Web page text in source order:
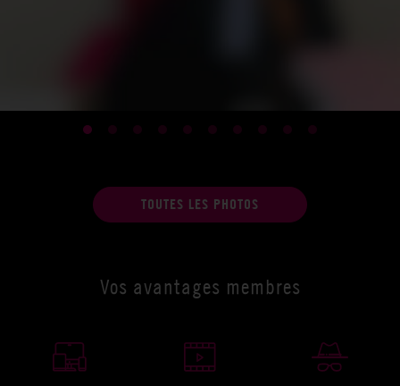
TOUTES LES PHOTOS
Vos avantages membres